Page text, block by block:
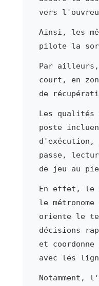
vers
Ainsi, les
pilote la
Par
court, en
de
Les qualités
poste
d'exécution,
passe,
de jeu au
En effet, le
le
oriente le
décisions
et
avec les
Notamment,